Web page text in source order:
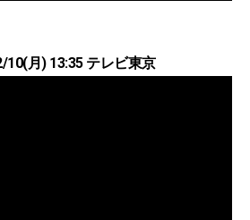
10(月) 13:35 テレビ東京